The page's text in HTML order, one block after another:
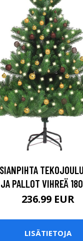
JA PALLOT VIHREÄ
236.99 EUR
LISÄTIETOJA